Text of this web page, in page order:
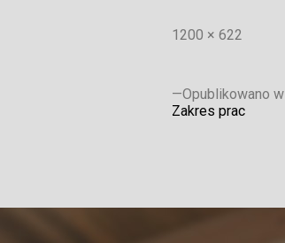
1200 × 622
Opublikowano w
Zakres prac